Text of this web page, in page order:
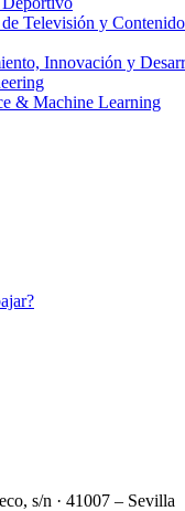
Televisión y
Innovación y
& Machine Learning
s/n · 41007 – Sevilla